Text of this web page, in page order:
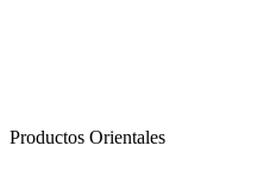
Productos Orientales